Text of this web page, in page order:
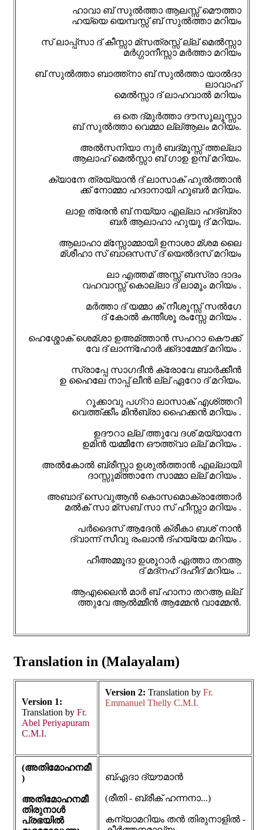
ഹാവാ ബ് സുൽത്താ ആലസ്സ് മൌത്താ
ഹയ്യെ യെമ്പസ്സ് ബ് സുൽത്താ മറിയം
സ് ലാപ്പ്സാ ദ് കീസ്സാ മ്സത്രസ്സ് ല്ല് മെൽസ്സാ
മർഗ്ഗാനീസ്സാ മർത്താ മറിയം
ബ് സുൽത്താ ബാത്ത്നാ ബ് സുൽത്താ യാൽദാ
ലാവാഹ്
മെൽസ്സാ ദ് ലാഹവാൽ മറിയം
ഒ തെ ദ്മുർത്താ ദൗസൂലൂസ്സാ
ബ് സുൽത്താ വെമ്മാ ല്ല്ആലം മറിയം.
അൽസനിയാ നൂർ ബദ്മൂസ്സ്‌ ത്തല്ലാ
ആലാഹ് മെൽസ്സാ ബ് ഗാഉ ഉമ്പ് മറിയം.
ക്യാനേ ത്രയ്യാൻ ദ് ലാസാക് ഹുൽത്താൻ
ക്ക് നോമ്മാ ഹദാനായി ഹൂബർ മറിയം.
ലാഉ ത്രേൻ ബ് നയ്യാ എല്ലാ ഹദ്ബ്രാ
ബർ ആലാഹാ ഹുയൂ ദ് മറിയം.
ആലാഹാ മ്സ്സോമ്മായി ഉനാശാ മ്ശമ ലൈ
മ്ശീഹാ സ് ബാഒസസ് ദ് യെൽദസ് മറിയം
ലാ എത്തമ് അസ്സ് ബസ്രാ ദാദം
വഹവാസ്സ് കൊല്ലാ ദ് ലാമൂം മറിയം .
മർത്താ ദ് യമ്മാ ക് നീശൂസ്സ് സൽഗേ
ദ് കോൽ കന്തീശൂ രംസ്സേ മറിയം .
ഹെശ്ശോക് ശെമ്ശാ ഉഅമ്ത്താൻ സഹറാ കൌക്ക്
വേ ദ് ലാന്ന്ഹോർ ക്ക്ദാമ്മേദ് മറിയം .
സ്രാപ്പേ സാഗദീൻ ക്രോവേ ബാർക്കീൻ
ഉ ഹൈലേ നാപ്പ് ലീൻ ല്ല് ഏറോ ദ് മറിയം.
റൂക്കാവു പഗ്റാ ലാസാക് എശ്ത്തറി
വെത്ത്ക്കീം മിൻബ്രാ ഹൈക്കൻ മറിയം .
ഉദൗറാ ല്ല് ത്തുവേ ദശ് മയ്യാനേ
ഉമിൻ യമ്മീനേ ഔത്ത്വാ ല്ല് മറിയം .
അൽകോൽ ബ്രീസ്സാ ഉശുൽത്താൻ എല്ലായി
ദാസ്സുമ്ത്താനേ സാമ്മാ ല്ല് മറിയം .
അബാദ് സെവുആൻ കൊസമൊക്രാത്തോർ
മൽക് സാ മ്സബ് സാ സ് ഹീസ്സാ മറിയം .
പർദൈസ് ആദേൻ ക്രീകാ ബശ് നാൻ
ദ്വാന്ന് സീവു രംലാൻ ദ്ഹയ്യേ മറിയം .
ഹീഅമ്മൂദാ ഉശൂറാർ ഏത്താ തറആ
ദ് മദ്നഹ് ദഹീദ് മറിയം ..
ആഎലൈൻ മാർ ബ് ഹാനാ തറആ ല്ല്
ത്തുവേ ആൽമ്മീൻ ആമ്മേൻ വാമ്മേൻ.
Translation in (Malayalam)
Version 1:
Translation by Fr.
Abel Periyapuram
C.M.I.
Version 2: Translation by Fr.
Emmanuel Thelly C.M.I.
(അതിമോഹനമീ
)
അതിമോഹനമീ
തിരുനാൾ
പ്രഭയിൽ
ബ്ഏദാ ദ്‌യൗമാൻ
(രീതി - ബ്രീക് ഹന്നനാ...)
കന്യാമറിയം തൻ തിരുനാളിൽ -